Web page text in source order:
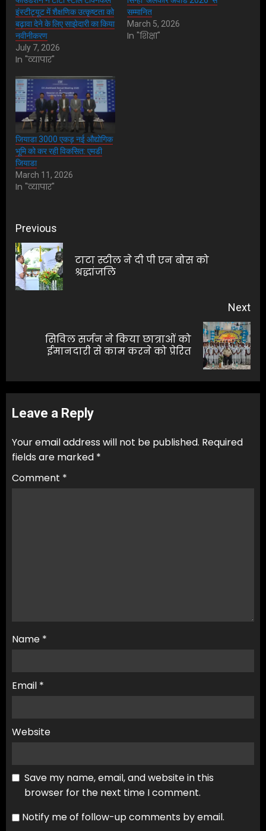
इंस्टीट्यूट में शैक्षणिक उत्कृष्टता को
बढ़ावा देने के लिए साझेदारी का किया
नवीनीकरण
July 7, 2026
In "व्यापार"
सम्मानित
March 5, 2026
In "शिक्षा"
जियाडा 3000 एकड़ नई औद्योगिक
भूमि को कर रही विकसित: एमडी
जियाडा
March 11, 2026
In "व्यापार"
Post
navigation
Previous
टाटा स्टील ने दी पी एन बोस को
श्रद्धांजलि
Next
सिविल सर्जन ने किया छात्राओं को
ईमानदारी से काम करने को प्रेरित
Leave a Reply
Your email address will not be published. Required
fields are marked *
Comment *
Name *
Email *
Website
Save my name, email, and website in this
browser for the next time I comment.
Notify me of follow-up comments by email.